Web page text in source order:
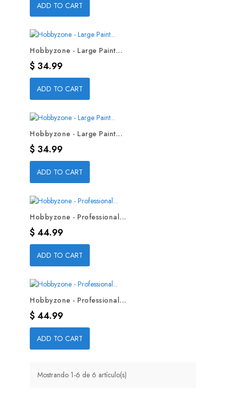
ADD TO CART
Hobbyzone - Large Paint...
Precio
$ 34.99
ADD TO CART
Hobbyzone - Large Paint...
Precio
$ 34.99
ADD TO CART
Hobbyzone - Professional...
Precio
$ 44.99
ADD TO CART
Hobbyzone - Professional...
Precio
$ 44.99
ADD TO CART
Mostrando 1-6 de 6 artículo(s)